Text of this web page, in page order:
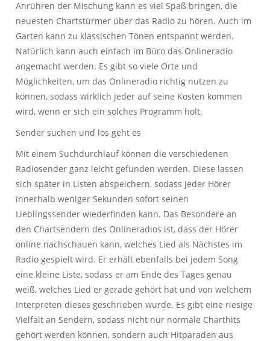
Anrühren der Mischung kann es viel Spaß bringen, die
neuesten Chartstürmer über das Radio zu hören. Auch im
Garten kann zu klassischen Tönen entspannt werden.
Natürlich kann auch einfach im Büro das Onlineradio
angemacht werden. Es gibt so viele Orte und
Möglichkeiten, um das Onlineradio richtig nutzen zu
können, sodass wirklich jeder auf seine Kosten kommen
wird, wenn er sich ein solches Programm holt.
Sender suchen und los geht es
Mit einem Suchdurchlauf können die verschiedenen
Radiosender ganz leicht gefunden werden. Diese lassen
sich später in Listen abspeichern, sodass jeder Hörer
innerhalb weniger Sekunden sofort seinen
Lieblingssender wiederfinden kann. Das Besondere an
den Chartsendern des Onlineradios ist, dass der Hörer
online nachschauen kann, welches Lied als Nächstes im
Radio gespielt wird. Er erhält ebenfalls bei jedem Song
eine kleine Liste, sodass er am Ende des Tages genau
weiß, welches Lied er gerade gehört hat und von welchem
Interpreten dieses geschrieben wurde. Es gibt eine riesige
Vielfalt an Sendern, sodass nicht nur normale Charthits
gehört werden können, sondern auch Hitparaden aus